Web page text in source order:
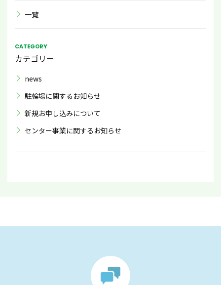
一覧
CATEGORY
カテゴリー
news
駐輪場に関するお知らせ
新規お申し込みについて
センター事業に関するお知らせ